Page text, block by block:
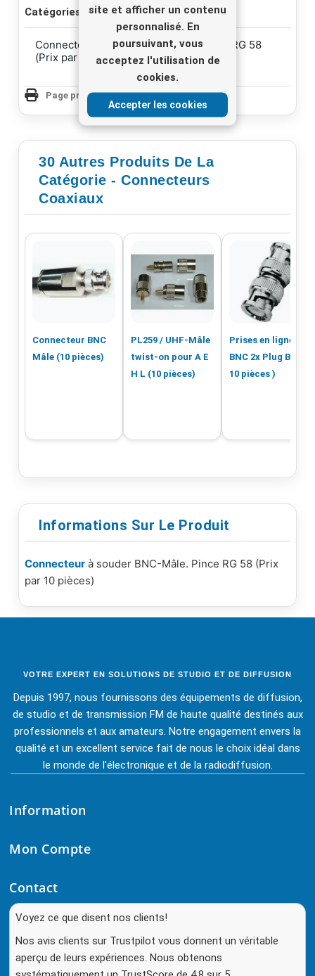
site et afficher un contenu
personnalisé. En
poursuivant, vous
acceptez l'utilisation de
cookies.
Accepter les cookies
Catégories: Connecteurs coaxiaux
Connecteur à souder BNC-Mâle. Pince RG 58
(Prix par 10 pièces)
Page produit Imprimer
30 Autres Produits De La
Catégorie - Connecteurs
Coaxiaux
Connecteur BNC
Mâle (10 pièces)
PL259 / UHF-Mâle
twist-on pour A E
H L (10 pièces)
Prises en ligne
BNC 2x Plug BNC (
10 pièces )
Informations Sur Le Produit
Connecteur à souder BNC-Mâle. Pince RG 58 (Prix
par 10 pièces)
VOTRE EXPERT EN SOLUTIONS DE STUDIO ET DE DIFFUSION
Depuis 1997, nous fournissons des équipements de diffusion,
de studio et de transmission FM de haute qualité destinés aux
professionnels et aux amateurs. Notre engagement envers la
qualité et un excellent service fait de nous le choix idéal dans
le monde de l'électronique et de la radiodiffusion.
Information
Mon Compte
Contact
Voyez ce que disent nos clients!
Nos avis clients sur Trustpilot vous donnent un véritable
aperçu de leurs expériences. Nous obtenons